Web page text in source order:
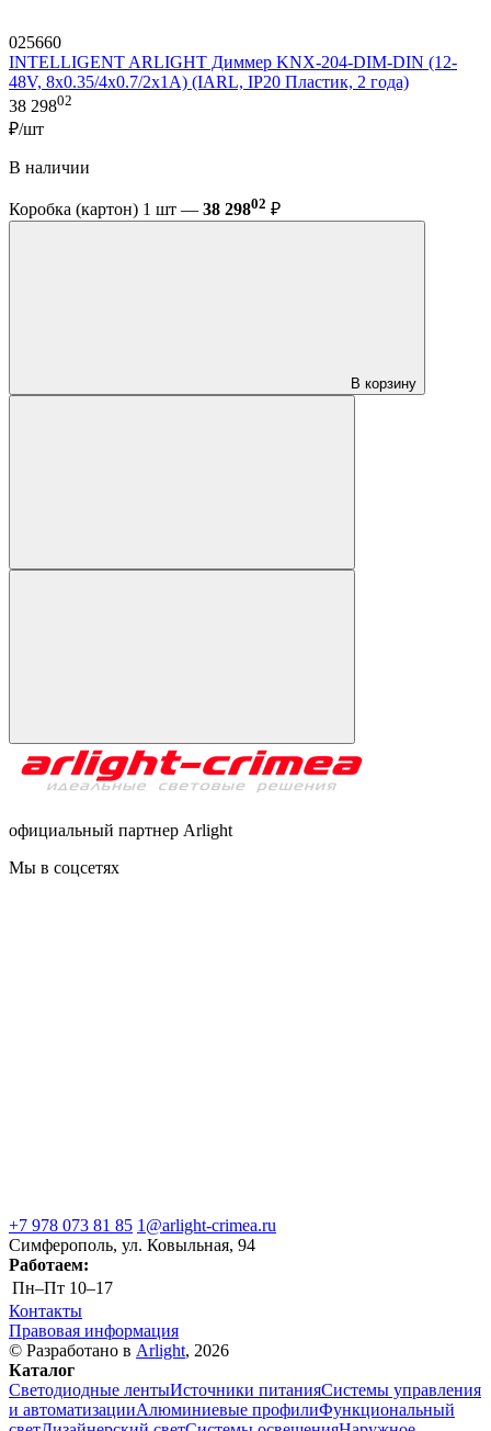
025660
INTELLIGENT ARLIGHT Диммер KNX-204-DIM-DIN (12-
48V, 8x0.35/4x0.7/2x1A) (IARL, IP20 Пластик, 2 года)
38 29802
₽/шт
В наличии
Коробка (картон) 1 шт — 38 29802 ₽
В корзину
официальный партнер Arlight
Мы в соцсетях
+7 978 073 81 85 1@arlight-crimea.ru
Симферополь, ул. Ковыльная, 94
Работаем:
Пн–Пт 10–17
Контакты
Правовая информация
© Разработано в Arlight, 2026
Каталог
Светодиодные лентыИсточники питанияСистемы управления
и автоматизацииАлюминиевые профилиФункциональный